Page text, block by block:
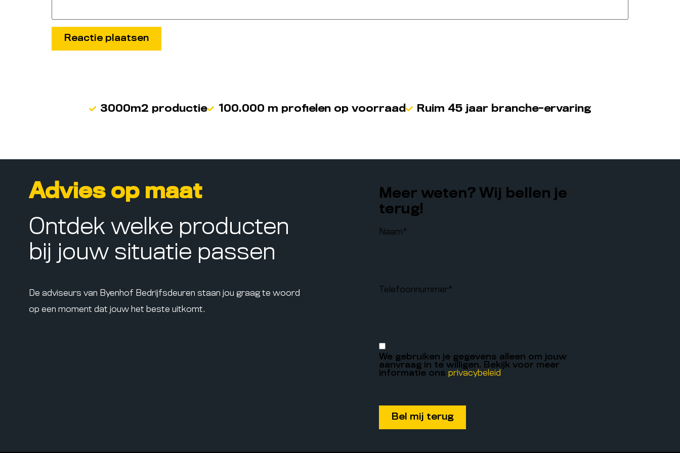
3000m2 productie 100.000 m profielen op voorraad Ruim 45 jaar branche-ervaring
Advies op maat
Ontdek welke producten
bij jouw situatie passen
De adviseurs van Byenhof Bedrijfsdeuren staan jou graag te woord
op een moment dat jouw het beste uitkomt.
Meer weten? Wij bellen je
terug!
Naam*
Telefoonnummer*
We gebruiken je gegevens alleen om jouw
aanvraag in te willigen. Bekijk voor meer
informatie onsprivacybeleid